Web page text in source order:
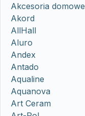
Akcesoria domowe
Akord
AllHall
Aluro
Andex
Antado
Aqualine
Aquanova
Art Ceram